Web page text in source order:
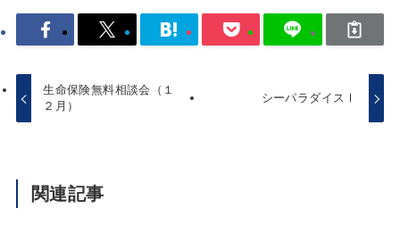
生命保険無料相談会（１
２月）
シーパラダイスⅠ
関連記事